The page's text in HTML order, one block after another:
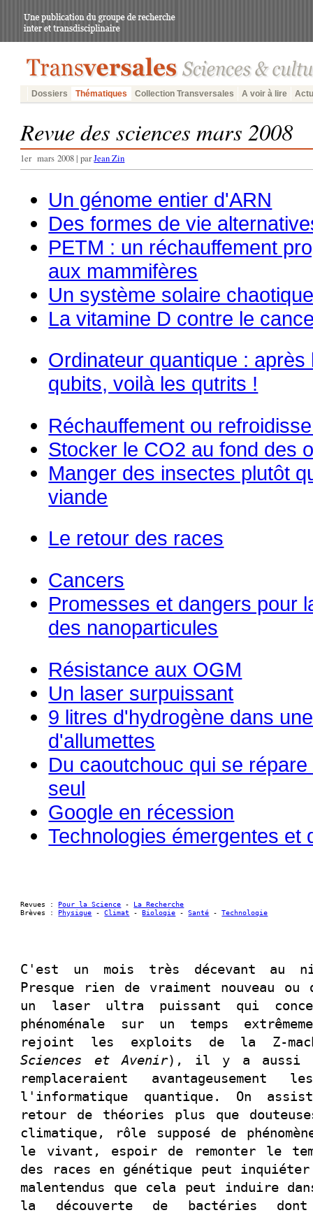
Dossiers Thématiques Collection Transversales A voir à lire
Revue des sciences mars 2008
1er mars 2008 | parJean Zin
Un génome entier d'ARN
Des formes de vie
PETM : un réchauffement
aux mammifères
Un système solaire
La vitamine D contre le
Ordinateur quantique : après
qubits, voilà les qutrits !
Réchauffement ou
Stocker le CO2 au fond des
Manger des insectes plutôt
viande
Le retour des races
Cancers
Promesses et dangers pour
des nanoparticules
Résistance aux OGM
Un laser surpuissant
9 litres d'hydrogène dans
d'allumettes
Du caoutchouc qui se répare
seul
Google en récession
Technologies émergentes et
Revues : Pour la Science - La Recherche
Brèves : Physique - Climat - Biologie - Santé - Technologie
C'est un mois très décevant au
Presque rien de vraiment nouveau
un laser ultra puissant qui
phénoménale sur un temps
rejoint les exploits de la Z-
Sciences et Avenir), il y a aussi
remplaceraient avantageusement
l'informatique quantique. On
retour de théories plus que
climatique, rôle supposé de
le vivant, espoir de remonter le
des races en génétique peut
malentendus que cela peut induire
la découverte de bactéries